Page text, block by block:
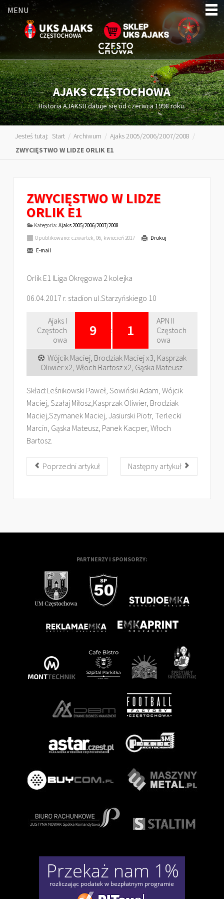
MENU
AJAKS CZĘSTOCHOWA
Historia AJAKSU datuje się od czerwca 1998 roku.
Jesteś tutaj: Start / Archiwum / Ajaks 2005/2006/2007/2008 /
ZWYCIĘSTWO W LIDZE ORLIK E1
ZWYCIĘSTWO W LIDZE
ORLIK E1
Kategoria: Ajaks 2005/2006/2007/2008
Opublikowano: czwartek, 06, kwiecień 2017
Drukuj
E-mail
Orlik E1 ILiga Okręgowa 2 kolejka
06.04.2017 r. stadion ul.Starzyńskiego 10
Ajaks I
Częstoch
owa
9 : 1
APN II
Częstoch
owa
Wójcik Maciej, Brodziak Maciej x3, Kasprzak
Oliwier x2, Włoch Bartosz x2, Gąska Mateusz.
Skład:Leśnikowski Paweł, Sowiński Adam, Wójcik
Maciej, Szałaj Miłosz,Kasprzak Oliwier, Brodziak
Maciej,Szymanek Maciej, Jasiurski Piotr, Terlecki
Marcin, Gąska Mateusz, Panek Kacper, Włoch
Bartosz.
Poprzedni artykuł Następny artykuł
PARTNERZY I SPONSORZY: